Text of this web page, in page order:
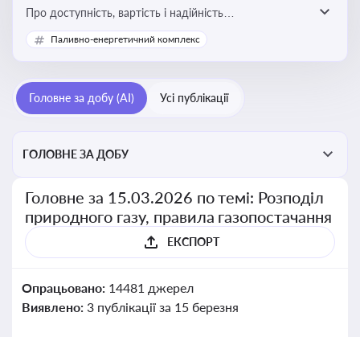
Про доступність, вартість і надійність
енергопостачання для бізнесу та вплив на економічну
стабільність
Паливно-енергетичний комплекс
Головне за добу (AI) Усі публікації
ГОЛОВНЕ ЗА ДОБУ
Головне за 15.03.2026 по темі: Розподіл
природного газу, правила газопостачання
ЕКСПОРТ
Опрацьовано: 14481 джерел
Виявлено: 3 публікації за 15 березня